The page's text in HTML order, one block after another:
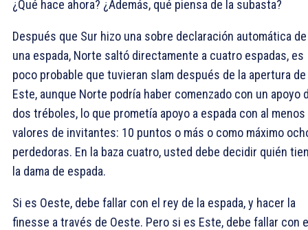
¿Qué hace ahora? ¿Además, qué piensa de la subasta?
Después que Sur hizo una sobre declaración automática de
una espada, Norte saltó directamente a cuatro espadas, es
poco probable que tuvieran slam después de la apertura de
Este, aunque Norte podría haber comenzado con un apoyo
dos tréboles, lo que prometía apoyo a espada con al menos
valores de invitantes: 10 puntos o más o como máximo
perdedoras. En la baza cuatro, usted debe decidir quién
la dama de espada.
Si es Oeste, debe fallar con el rey de la espada, y hacer la
finesse a través de Oeste. Pero si es Este, debe fallar con